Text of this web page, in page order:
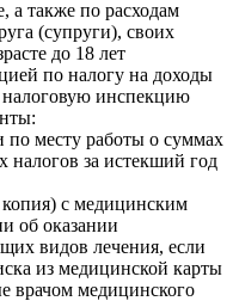
а также по расходам
(супруги), своих
до 18 лет
по налогу на доходы
инспекцию
по месту работы о суммах
налогов за истекший год
копия) с медицинским
об оказании
видов лечения, если
из медицинской карты
врачом медицинского